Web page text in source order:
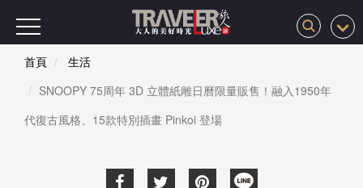
首頁
生活
SNOOPY 75周年 3D 立體紙雕日曆限量販售！融入1950年
代復古風格、15款特別插畫 Pinkoi 登場